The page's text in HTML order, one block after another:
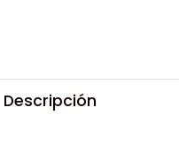
Descripción